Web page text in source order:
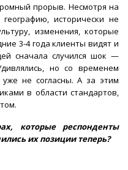
прорыв. Несмотря на
исторически не
изменения, которые
3-4 года клиенты видят и
сначала случился шок —
но со временем
не согласны. А за этим
в области стандартов,
которые респонденты
их позиции теперь?